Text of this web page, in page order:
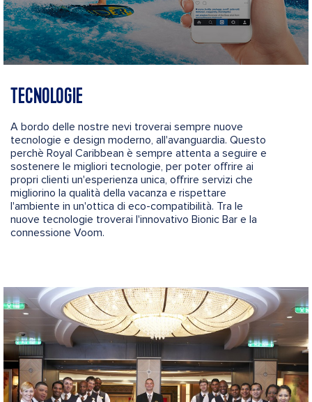
TECNOLOGIE
A bordo delle nostre nevi troverai sempre nuove
tecnologie e design moderno, all'avanguardia. Questo
perchè Royal Caribbean è sempre attenta a seguire e
sostenere le migliori tecnologie, per poter offrire ai
propri clienti un'esperienza unica, offrire servizi che
migliorino la qualità della vacanza e rispettare
l'ambiente in un'ottica di eco-compatibilità. Tra le
nuove tecnologie troverai l'innovativo Bionic Bar e la
connessione Voom.